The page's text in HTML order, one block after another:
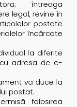
întreaga
legal, revine în
postate
încărcate
la diferite
adresa de e-
va duce la
postat.
folosirea